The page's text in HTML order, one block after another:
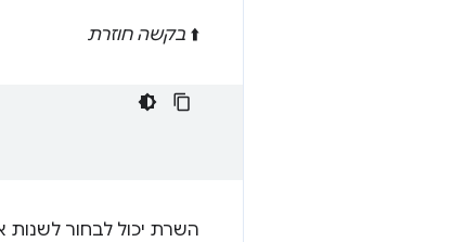
⬆️ בקשה חוזרת
השרת יכול לבחור